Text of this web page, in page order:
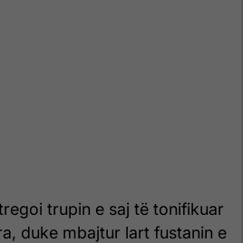
trupin e saj të tonifikuar
duke mbajtur lart fustanin e